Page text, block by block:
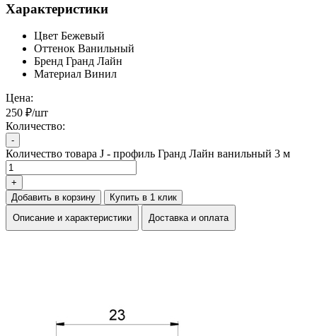
Характеристики
Цвет Бежевый
Оттенок Ванильный
Бренд Гранд Лайн
Материал Винил
Цена:
250 ₽/шт
Количество:
-
Количество товара J - профиль Гранд Лайн ванильный 3 м
+
Добавить в корзину
Купить в 1 клик
Описание и характеристики
Доставка и оплата